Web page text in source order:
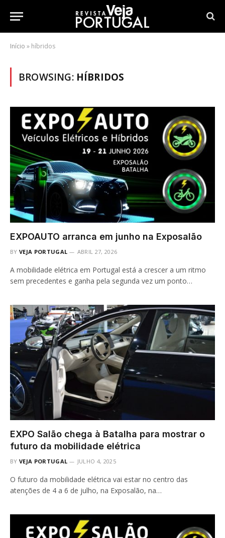
Início » híbridos
BROWSING: HÍBRIDOS
EXPOAUTO arranca em junho na Exposalão
BY VEJA PORTUGAL ABRIL 27, 2026
A mobilidade elétrica em Portugal está a crescer a um ritmo
sem precedentes e ganha pela segunda vez um ponto…
EXPO Salão chega à Batalha para mostrar o
futuro da mobilidade elétrica
BY VEJA PORTUGAL JULHO 4, 2025
O futuro da mobilidade elétrica vai estar no centro das
atenções de 4 a 6 de julho, na Exposalão, na…